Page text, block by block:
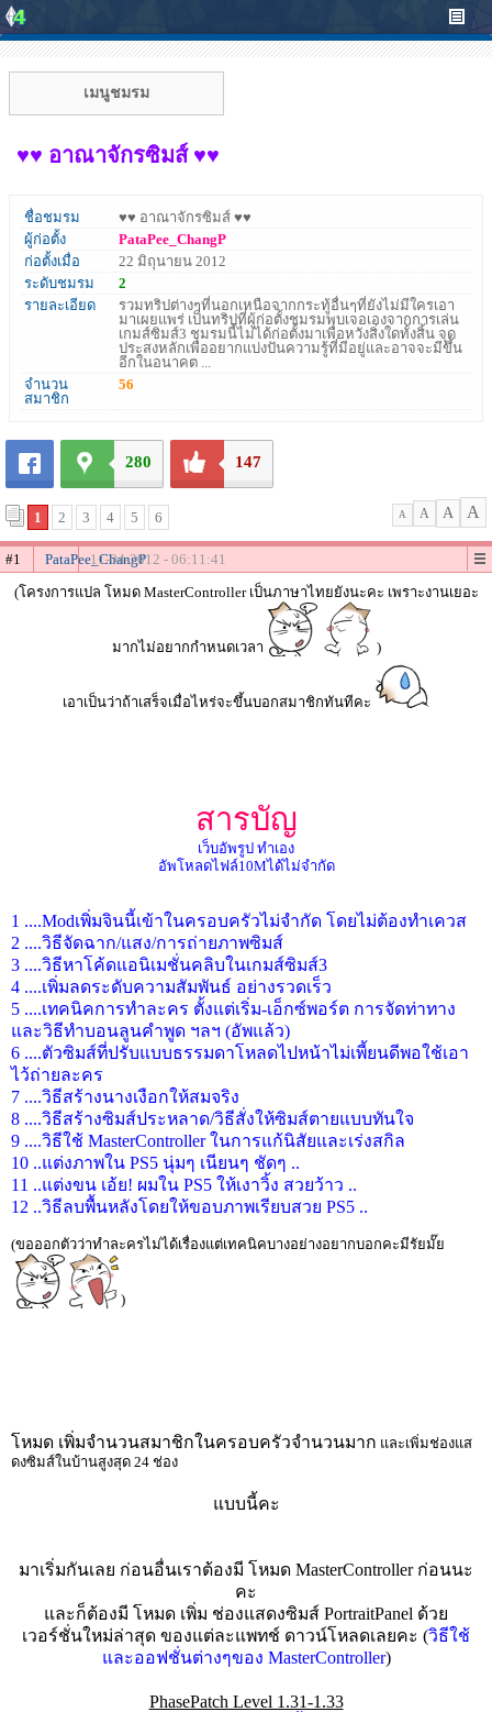
เมนูชมรม
♥♥ อาณาจักรซิมส์ ♥♥
ชื่อชมรม
♥♥ อาณาจักรซิมส์ ♥♥
ผู้ก่อตั้ง
PataPee_ChangP
ก่อตั้งเมื่อ
22 มิถุนายน 2012
ระดับชมรม
2
รายละเอียด
รวมทริปต่างๆที่นอกเหนือจากกระทู้อื่นๆที่ยังไม่มีใครเอา
มาเผยแพร่ เป็นทริปที่ผู้ก่อตั้งชมรมพบเจอเองจากการเล่น
เกมส์ซิมส์3 ชมรมนี้ไม่ได้ก่อตั้งมาเพื่อหวังสิ่งใดทั้งสิ้น จุด
ประสงหลักเพื่ออยากแบ่งปันความรู้ที่มีอยู่และอาจจะมีขึ้น
อีกในอนาคต ...
จำนวน
สมาชิก
56
280 147
1 2 3 4 5 6 A A A A
#1 PataPee_ChangP
11-04-2012 - 06:11:41
(โครงการแปล โหมด MasterController เป็นภาษาไทยยังนะคะ เพราะงานเยอะ
มากไม่อยากกำหนดเวลา )
เอาเป็นว่าถ้าเสร็จเมื่อไหร่จะขึ้นบอกสมาชิกทันทีคะ
สารบัญ
เว็บอัพรูป ทำเอง
อัพโหลดไฟล์10Mได้ไม่จำกัด
1 ....Modเพิ่มจินนี้เข้าในครอบครัวไม่จำกัด โดยไม่ต้องทำเควส
2 ....วิธีจัดฉาก/แสง/การถ่ายภาพซิมส์
3 ....วิธีหาโค้ดแอนิเมชั่นคลิบในเกมส์ซิมส์3
4 ....เพิ่มลดระดับความสัมพันธ์ อย่างรวดเร็ว
5 ....เทคนิคการทำละคร ตั้งแต่เริ่ม-เอ็กซ์พอร์ต การจัดท่าทาง
และวิธีทำบอนลูนคำพูด ฯลฯ (อัพแล้ว)
6 ....ตัวซิมส์ที่ปรับแบบธรรมดาโหลดไปหน้าไม่เพี้ยนดีพอใช้เอา
ไว้ถ่ายละคร
7 ....วิธีสร้างนางเงือกให้สมจริง
8 ....วิธีสร้างซิมส์ประหลาด/วิธีสั่งให้ซิมส์ตายแบบทันใจ
9 ....วิธีใช้ MasterController ในการแก้นิสัยและเร่งสกิล
10 ..แต่งภาพใน PS5 นุ่มๆ เนียนๆ ชัดๆ ..
11 ..แต่งขน เอ้ย! ผมใน PS5 ให้เงาวิ้ง สวยว้าว ..
12 ..วิธีลบพื้นหลังโดยให้ขอบภาพเรียบสวย PS5 ..
(ขอออกตัวว่าทำละครไม่ได้เรื่องแต่เทคนิคบางอย่างอยากบอกคะมีรัยมั๊ย
)
โหมด เพิ่มจำนวนสมาชิกในครอบครัวจำนวนมาก และเพิ่มช่องแส
ดงซิมส์ในบ้านสูงสุด 24 ช่อง
แบบนี้คะ
มาเริ่มกันเลย ก่อนอื่นเราต้องมี โหมด MasterController ก่อนนะ
คะ
และก็ต้องมี โหมด เพิ่ม ช่องแสดงซิมส์ PortraitPanel ด้วย
เวอร์ชั่นใหม่ล่าสุด ของแต่ละแพทช์ ดาวน์โหลดเลยคะ (วิธีใช้
และออฟชั่นต่างๆของ MasterController)
PhasePatch Level 1.31-1.33